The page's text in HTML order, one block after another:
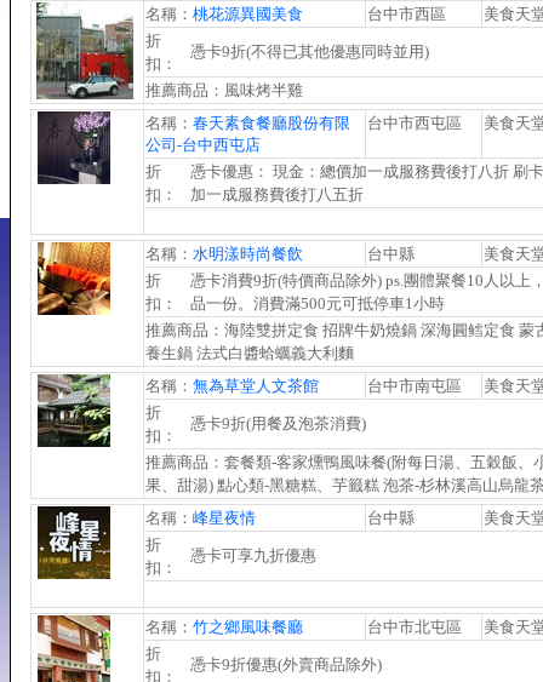
名稱： 桃花源異國美食 台中市西區
美食天
折
扣：
憑卡9折(不得已其他優惠同時並用)
推薦商品：風味烤半雞
名稱： 春天素食餐廳股份有限
公司-台中西屯店
台中市西屯區 美食天
折
扣：
憑卡優惠： 現金：總價加一成服務費後打八折 刷
加一成服務費後打八五折
名稱： 水明漾時尚餐飲 台中縣
美食天
折
扣：
憑卡消費9折(特價商品除外) ps.團體聚餐10人以上
品一份。消費滿500元可抵停車1小時
推薦商品：海陸雙拼定食 招牌牛奶燒鍋 深海圓鳕定食 蒙
養生鍋 法式白醬蛤蠣義大利麵
名稱： 無為草堂人文茶館 台中市南屯區
美食天
折
扣：
憑卡9折(用餐及泡茶消費)
推薦商品：套餐類-客家燻鴨風味餐(附每日湯、五穀飯、
果、甜湯) 點心類-黑糖糕、芋籤糕 泡茶-杉林溪高山烏龍
名稱： 峰星夜情 台中縣
美食天
折
扣：
憑卡可享九折優惠
名稱： 竹之鄉風味餐廳 台中市北屯區
美食天
折
扣：
憑卡9折優惠(外賣商品除外)